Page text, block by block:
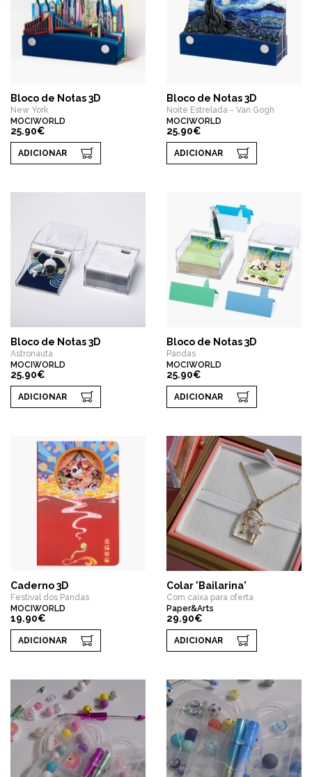
Bloco de Notas 3D
New York
MOCIWORLD
25.90€
ADICIONAR
Bloco de Notas 3D
Noite Estrelada - Van Gogh
MOCIWORLD
25.90€
ADICIONAR
Bloco de Notas 3D
Astronauta
MOCIWORLD
25.90€
ADICIONAR
Bloco de Notas 3D
Pandas
MOCIWORLD
25.90€
ADICIONAR
Caderno 3D
Festival dos Pandas
MOCIWORLD
19.90€
ADICIONAR
Colar 'Bailarina'
Com caixa para oferta
Paper&Arts
29.90€
ADICIONAR